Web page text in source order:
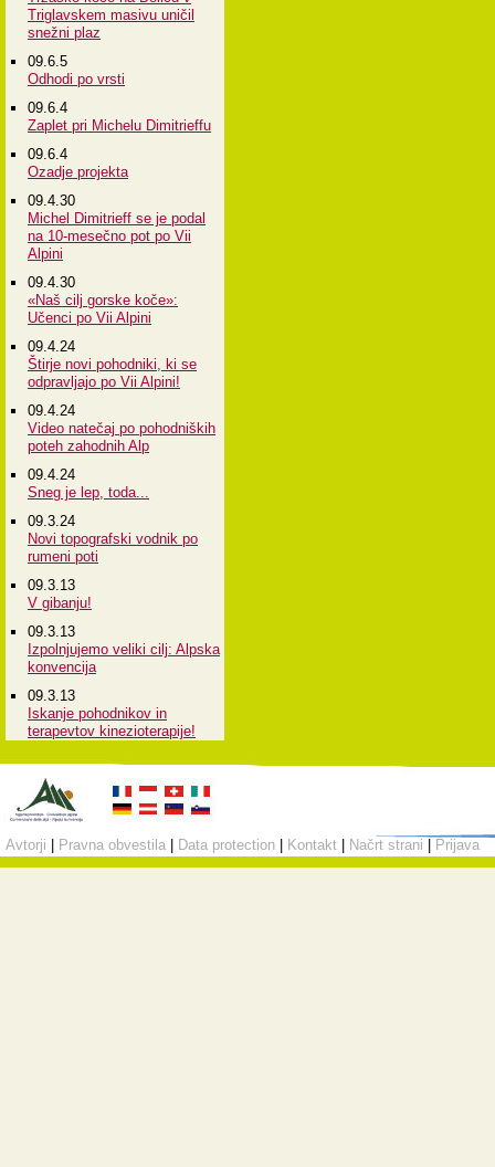
Triglavskem masivu uničil
snežni plaz
09.6.5
Odhodi po vrsti
09.6.4
Zaplet pri Michelu Dimitrieffu
09.6.4
Ozadje projekta
09.4.30
Michel Dimitrieff se je podal
na 10-mesečno pot po Vii
Alpini
09.4.30
«Naš cilj gorske koče»:
Učenci po Vii Alpini
09.4.24
Štirje novi pohodniki, ki se
odpravljajo po Vii Alpini!
09.4.24
Video natečaj po pohodniških
poteh zahodnih Alp
09.4.24
Sneg je lep, toda...
09.3.24
Novi topografski vodnik po
rumeni poti
09.3.13
V gibanju!
09.3.13
Izpolnjujemo veliki cilj: Alpska
konvencija
09.3.13
Iskanje pohodnikov in
terapevtov kinezioterapije!
Avtorji Pravna obvestila Data protection Kontakt Načrt strani Prijava